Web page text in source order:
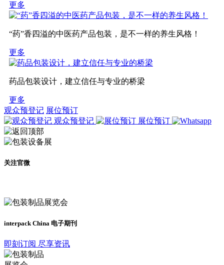
更多
“药”香四溢的中医药产品包装，是不一样的养生风格！
更多
药品包装设计，建立信任与专业的桥梁
更多
观众预登记 展位预订
观众预登记
展位预订
关注官微
interpack China 电子期刊
即刻订阅 尽享资讯